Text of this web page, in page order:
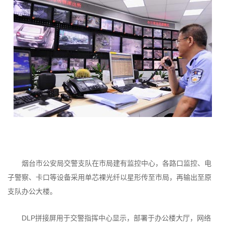
烟台市公安局交警支队在市局建有监控中心，各路口监控、电
子警察、卡口等设备采用单芯裸光纤以星形传至市局，再输出至原
支队办公大楼。
DLP拼接屏用于交警指挥中心显示，部署于办公楼大厅，网络